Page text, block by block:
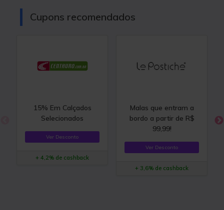
Cupons recomendados
15% Em Calçados
Selecionados
Ver Desconto
+ 4,2% de cashback
Malas que entram a
bordo a partir de R$
99,99!
Ver Desconto
+ 3,6% de cashback